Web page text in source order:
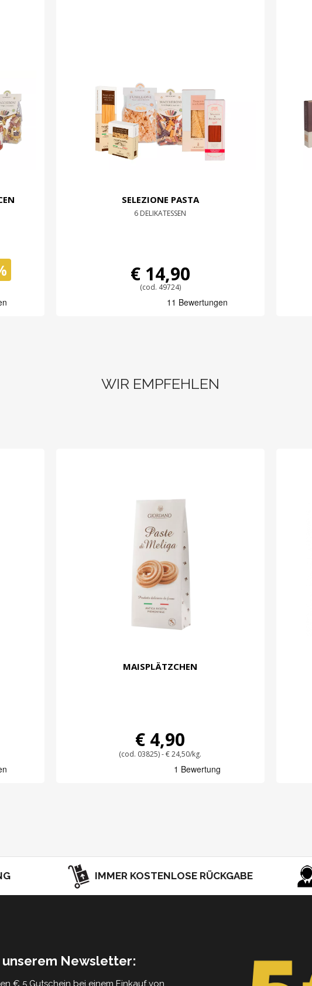
SELEZIONE PASTA
6 DELIKATESSEN
€ 14,90
(cod. 49724)
WIR EMPFEHLEN
MAISPLÄTZCHEN
€ 4,90
(cod. 03825) - € 24,50/kg.
IMMER KOSTENLOSE RÜCKGABE
unserem Newsletter:
€ 5 Gutschein bei einem Einkauf von